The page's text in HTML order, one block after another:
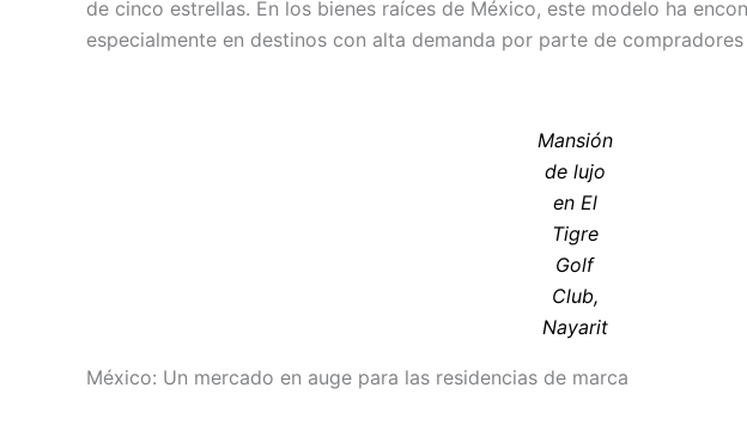
de cinco estrellas. En los bienes raíces de México, este modelo ha
especialmente en destinos con alta demanda por parte de
Mansión
de lujo
en El
Tigre
Golf
Club,
Nayarit
México: Un mercado en auge para las residencias de marca